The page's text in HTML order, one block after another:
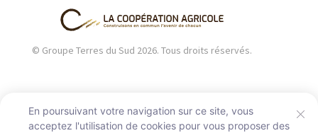
© Groupe Terres du Sud 2026. Tous droits réservés.
En poursuivant votre navigation sur ce site, vous
acceptez l'utilisation de cookies pour vous proposer des